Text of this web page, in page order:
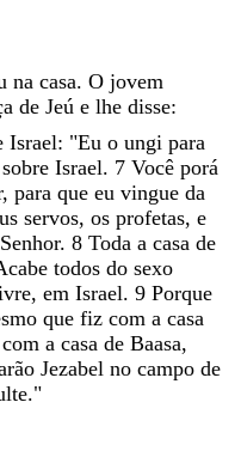
na casa. O jovem
de Jeú e lhe disse:
Israel: "Eu o ungi para
sobre Israel. 7 Você porá
, para que eu vingue da
servos, os profetas, e
Senhor. 8 Toda a casa de
todos do sexo
, em Israel. 9 Porque
que fiz com a casa
com a casa de Baasa,
Jezabel no campo de
."